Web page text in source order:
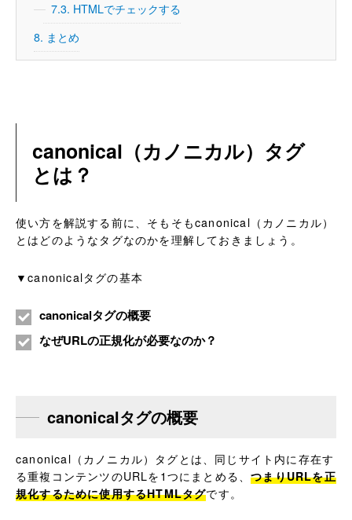
7.3. HTMLでチェックする
8. まとめ
canonical（カノニカル）タグ
とは？
使い方を解説する前に、そもそもcanonical（カノニカル）
とはどのようなタグなのかを理解しておきましょう。
▼canonicalタグの基本
canonicalタグの概要
なぜURLの正規化が必要なのか？
canonicalタグの概要
canonical（カノニカル）タグとは、同じサイト内に存在す
る重複コンテンツのURLを1つにまとめる、つまりURLを正
規化するために使用するHTMLタグです。